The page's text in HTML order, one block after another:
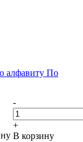
алфавиту По
-
+
В корзину